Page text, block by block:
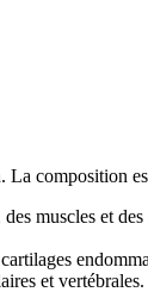
composition
muscles et
et vertébrales.